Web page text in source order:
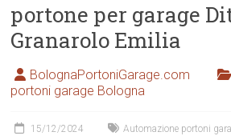
portone per garage
Granarolo Emilia
BolognaPortoniGarage.com
portoni garage Bologna
15/12/2024 Automazione portoni